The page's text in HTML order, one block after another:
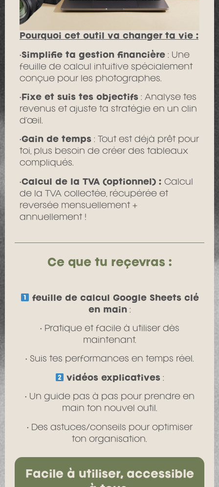
Pourquoi cet outil va changer ta vie :
•Simplifie ta gestion financière : Une
feuille de calcul intuitive spécialement
conçue pour les photographes.
• Fixe et suis tes objectifs : Analyse tes
revenus et ajuste ta stratégie en un clin
d’œil.
•Gain de temps : Tout est déjà prêt pour
toi, plus besoin de créer des tableaux
compliqués.
•Calcul de la TVA (optionnel) : Calcul
de la TVA collectée, récupérée et
reversée mensuellement +
annuellement !
Ce que tu reçevras :
feuille de calcul Google Sheets clé
en main:
• Pratique et facile à utiliser dès
maintenant.
• Suis tes performances en temps réel.
vidéos explicatives:
• Un guide pas à pas pour prendre en
main ton nouvel outil.
• Des astuces/conseils pour optimiser
ton organisation.
Facile à utiliser, accessible